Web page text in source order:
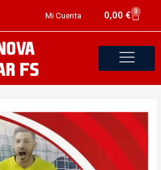
Mi Cuenta 0,00 € 0